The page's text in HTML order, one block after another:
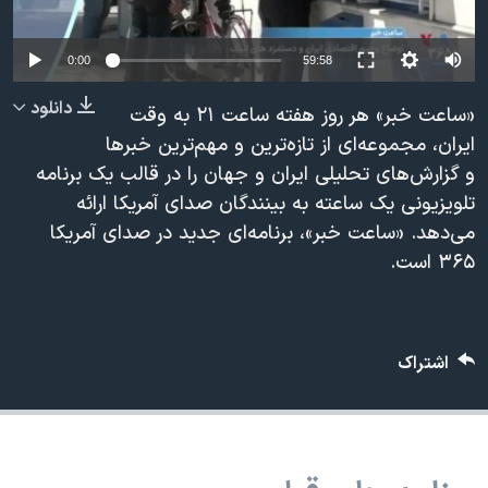
فرهنگ و زندگی
حقوق شهروندی
علم و فناوری
اسرائیل در جنگ
گالری عکس
آرشیو پخش زنده
مستندها
انتخابات ریاست جمهوری آمریکا ۲۰۲۴
رمز مهسا
ورزش زنان در ایران
اعتراضات زن، زندگی، آزادی
مجموعه مستندهای دادخواهی
چهل سال گروگان‌گیری
قانون شفافیت دارائی کادر رهبری ایران
دنبال کنید
زبانهای مختلف
0:00 59:58
دانلود
«ساعت خبر» هر روز هفته ساعت ۲۱ به وقت
ایران، مجموعه‌ای از تازه‌ترين و مهم‌ترین خبرها
و گزارش‌هاى تحلیلی ایران و جهان را در قالب یک برنامه
تلویزیونی یک ساعته به بینندگان صدای آمریکا ارائه
می‌دهد. «ساعت خبر»، برنامه‌ای جدید در صداى آمريكا
۳۶۵ است.
اشتراک